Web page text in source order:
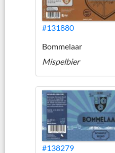
#131880
Bommelaar
Mispelbier
#138279